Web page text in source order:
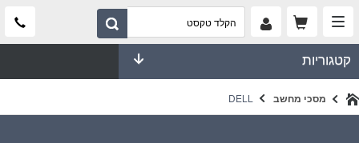
קטגוריות
מסכי מחשב DELL